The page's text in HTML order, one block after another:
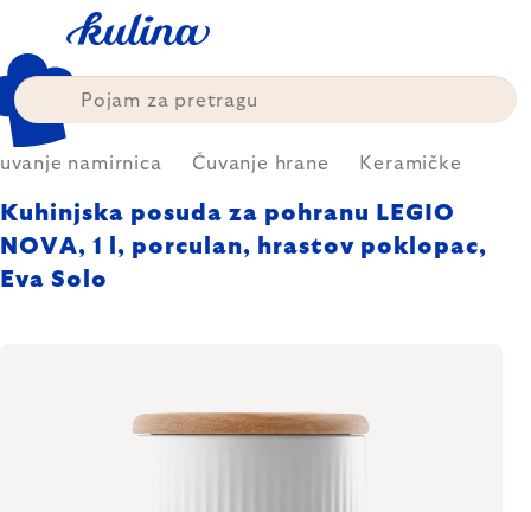
content
namirnica Čuvanje hrane Keramičke
Kuhinjska posuda za pohranu LEGIO
NOVA, 1 l, porculan, hrastov poklopac,
Eva Solo